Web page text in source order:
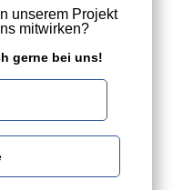
unserem Projekt
mitwirken?
gerne bei uns!